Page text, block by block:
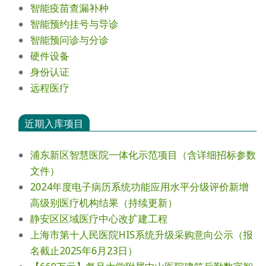
智能疫苗查漏补种
智能预约挂号与导诊
智能预问诊与分诊
硬件设备
身份认证
远程医疗
近期入库项目
浦东新区智慧医院一体化示范项目（含详细招标参数
文件）
2024年度电⼦病历系统功能应⽤⽔平分级评价新增
⾼级别医疗机构结果（持续更新）
静安区区域医疗中心改扩建工程
上海市第十人民医院HIS系统升级采购意向公示（报
名截止2025年6月23日）